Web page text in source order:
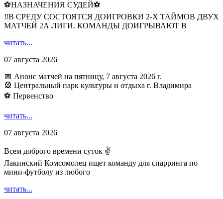
⚽НАЗНАЧЕНИЯ СУДЕЙ⚽
‼В СРЕДУ СОСТОЯТСЯ ДОИГРОВКИ 2-Х ТАЙМОВ ДВУХ
МАТЧЕЙ 2А ЛИГИ. КОМАНДЫ ДОИГРЫВАЮТ В
читать...
07 августа 2026
📅 Анонс матчей на пятницу, 7 августа 2026 г.
🎡 Центральный парк культуры и отдыха г. Владимира
⚽ Первенство
читать...
07 августа 2026
Всем доброго времени суток ✌
Лакинский Комсомолец ищет команду для спарринга по
мини-футболу из любого
читать...